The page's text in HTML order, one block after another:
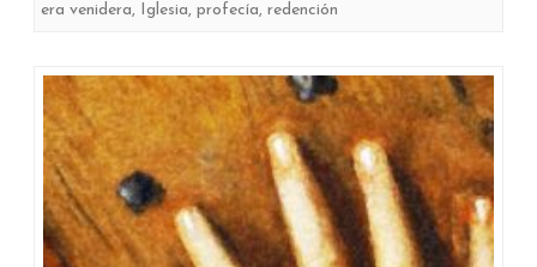
era venidera, Iglesia, profecía, redención